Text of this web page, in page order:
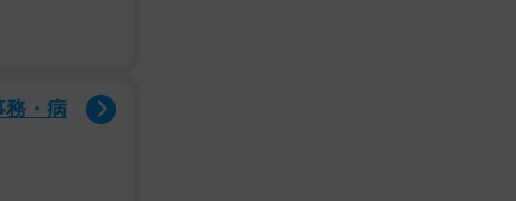
させたりメス
から許されて
務・病